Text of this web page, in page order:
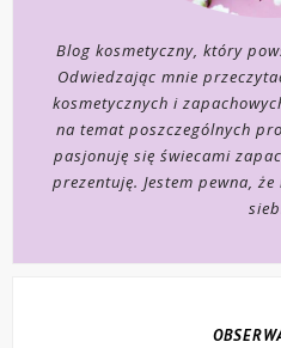
Blog kosmetyczny, który
Odwiedzając mnie
kosmetycznych i
na temat poszczególnych
pasjonuję się świecami
prezentuję. Jestem pewna,